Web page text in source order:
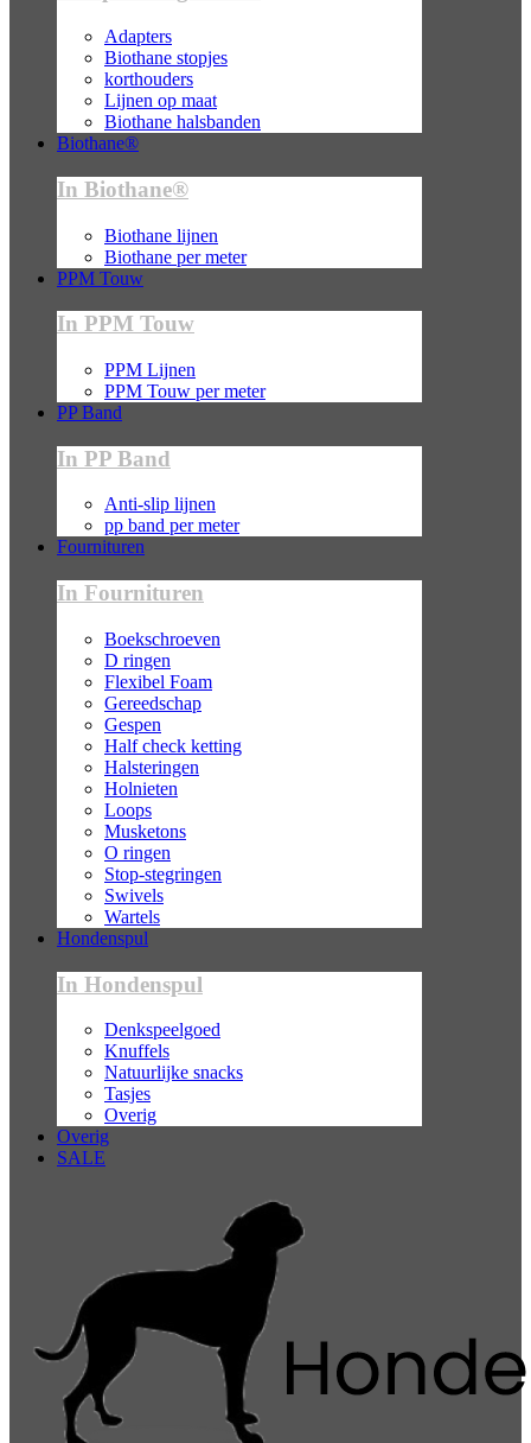
Adapters
Biothane stopjes
korthouders
Lijnen op maat
Biothane halsbanden
Biothane®
In Biothane®
Biothane lijnen
Biothane per meter
PPM Touw
In PPM Touw
PPM Lijnen
PPM Touw per meter
PP Band
In PP Band
Anti-slip lijnen
pp band per meter
Fournituren
In Fournituren
Boekschroeven
D ringen
Flexibel Foam
Gereedschap
Gespen
Half check ketting
Halsteringen
Holnieten
Loops
Musketons
O ringen
Stop-stegringen
Swivels
Wartels
Hondenspul
In Hondenspul
Denkspeelgoed
Knuffels
Natuurlijke snacks
Tasjes
Overig
Overig
SALE